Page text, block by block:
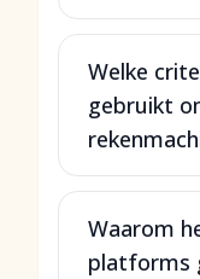
Welke
gebruikt
Waarom
platforms